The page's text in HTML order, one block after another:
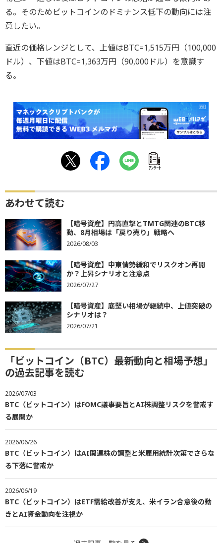
る。そのためビットコインのドミナンス低下の動向には注
意したい。
直近の価格レンジとして、上値はBTC=1,515万円（100,000
ドル）、下値はBTC=1,363万円（90,000ドル）を意識す
る。
ｱﾝｹｰﾄ
あわせて読む
【暗号資産】円高直撃とTMTG関連のBTC移
動、8月相場は「戻り売り」戦略へ
2026/08/03
【暗号資産】中東情勢緩和でリスクオン再開
か？上昇シナリオと注意点
2026/07/27
【暗号資産】底堅い相場が継続中、上値突破の
シナリオは？
2026/07/21
「ビットコイン（BTC）最新動向と相場予想」
の過去記事を読む
2026/07/03
BTC（ビットコイン）はFOMC議事要旨とAI株調整リスクを警戒す
る展開か
2026/06/26
BTC（ビットコイン）はAI関連株の調整と米雇用統計次第でさらな
る下落に警戒か
2026/06/19
BTC（ビットコイン）はETF需給改善が支え、米イラン合意後の動
きとAI資金動向を注視か